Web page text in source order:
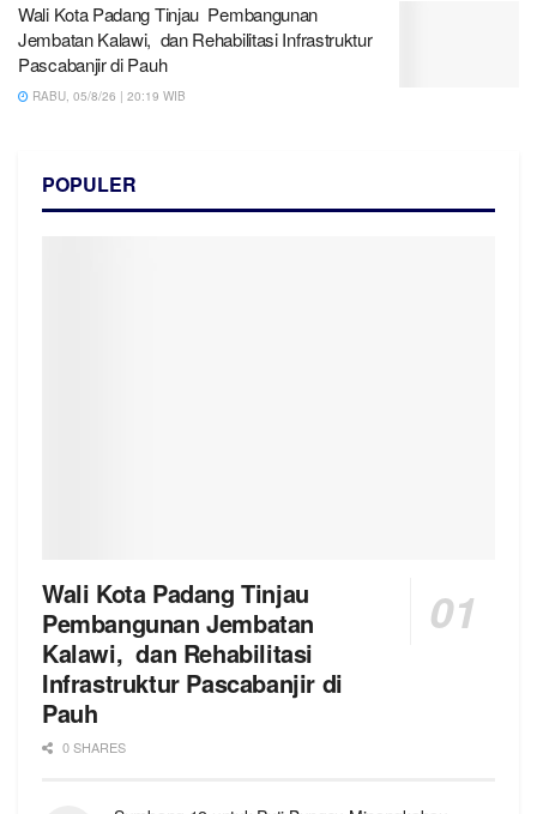
Wali Kota Padang Tinjau Pembangunan
Jembatan Kalawi, dan Rehabilitasi Infrastruktur
Pascabanjir di Pauh
RABU, 05/8/26 | 20:19 WIB
POPULER
Wali Kota Padang Tinjau
Pembangunan Jembatan
Kalawi, dan Rehabilitasi
Infrastruktur Pascabanjir di
Pauh
0 SHARES